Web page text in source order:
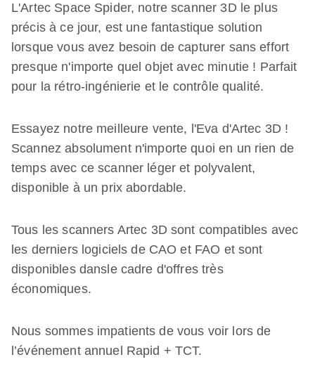
L'Artec Space Spider, notre scanner 3D le plus
précis à ce jour, est une fantastique solution
lorsque vous avez besoin de capturer sans effort
presque n'importe quel objet avec minutie ! Parfait
pour la rétro-ingénierie et le contrôle qualité.
Essayez notre meilleure vente, l'Eva d'Artec 3D !
Scannez absolument n'importe quoi en un rien de
temps avec ce scanner léger et polyvalent,
disponible à un prix abordable.
Tous les scanners Artec 3D sont compatibles avec
les derniers logiciels de CAO et FAO et sont
disponibles dansle cadre d'offres très
économiques.
Nous sommes impatients de vous voir lors de
l’événement annuel Rapid + TCT.